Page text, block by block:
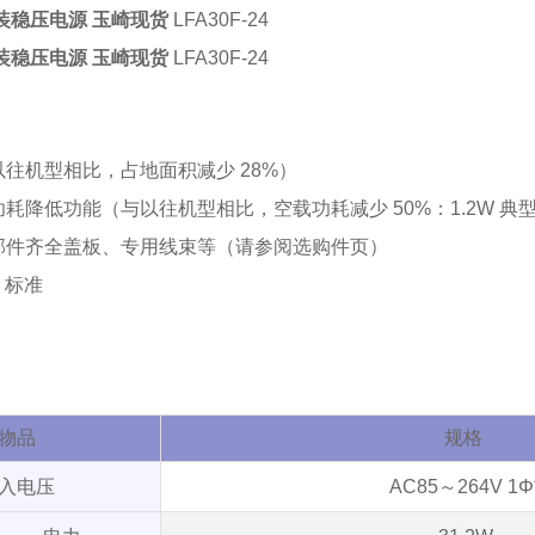
稳压电源 玉崎现货LFA30F-24
稳压电源 玉崎现货LFA30F-24
机型相比，占地面积减少 28%）
降低功能（与以往机型相比，空载功耗减少 50%：1.2W 典型
齐全盖板、专用线束等（请参阅选购件页）
标准
品 规格
电压 AC85～264V